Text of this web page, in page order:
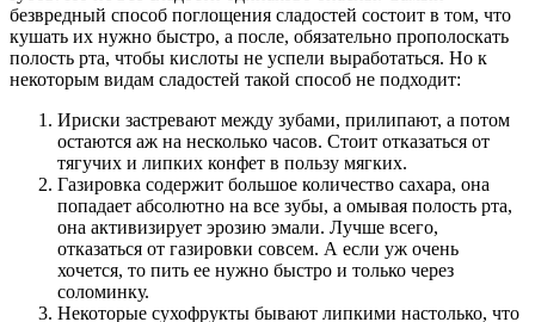
безвредный способ поглощения сладостей состоит в том, что
кушать их нужно быстро, а после, обязательно прополоскать
полость рта, чтобы кислоты не успели выработаться. Но к
некоторым видам сладостей такой способ не подходит:
Ириски застревают между зубами, прилипают, а потом
остаются аж на несколько часов. Стоит отказаться от
тягучих и липких конфет в пользу мягких.
Газировка содержит большое количество сахара, она
попадает абсолютно на все зубы, а омывая полость рта,
она активизирует эрозию эмали. Лучше всего,
отказаться от газировки совсем. А если уж очень
хочется, то пить ее нужно быстро и только через
соломинку.
Некоторые сухофрукты бывают липкими настолько, что